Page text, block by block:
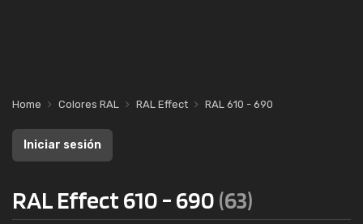
Home Colores RAL RAL Effect RAL 610 - 690
Iniciar sesión
RAL Effect 610 - 690(63)